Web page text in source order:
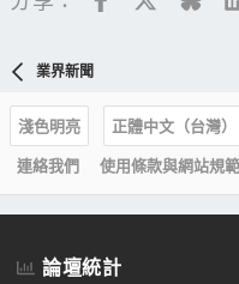
業界新聞
淺色明亮
正體中文（台灣）
連絡我們
使用條款與網站規範
論壇統計